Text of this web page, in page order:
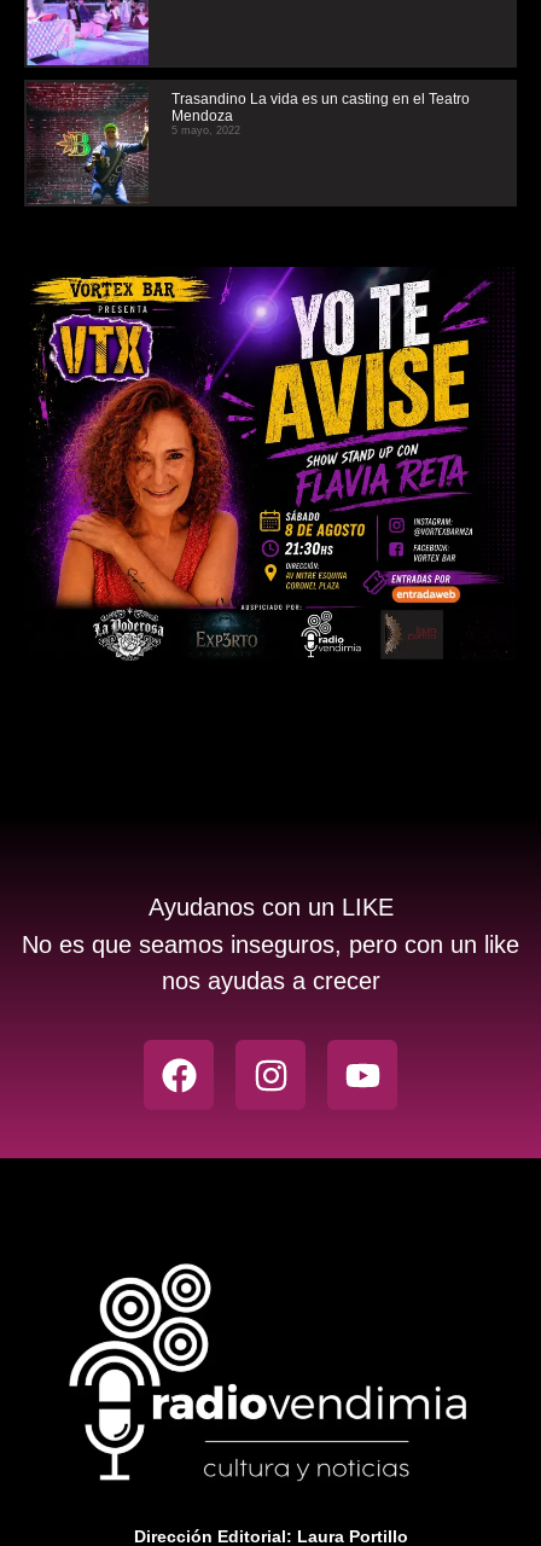
Trasandino La vida es un casting en el Teatro
Mendoza
5 mayo, 2022
Ayudanos con un LIKE
No es que seamos inseguros, pero con un like
nos ayudas a crecer
Dirección Editorial: Laura Portillo